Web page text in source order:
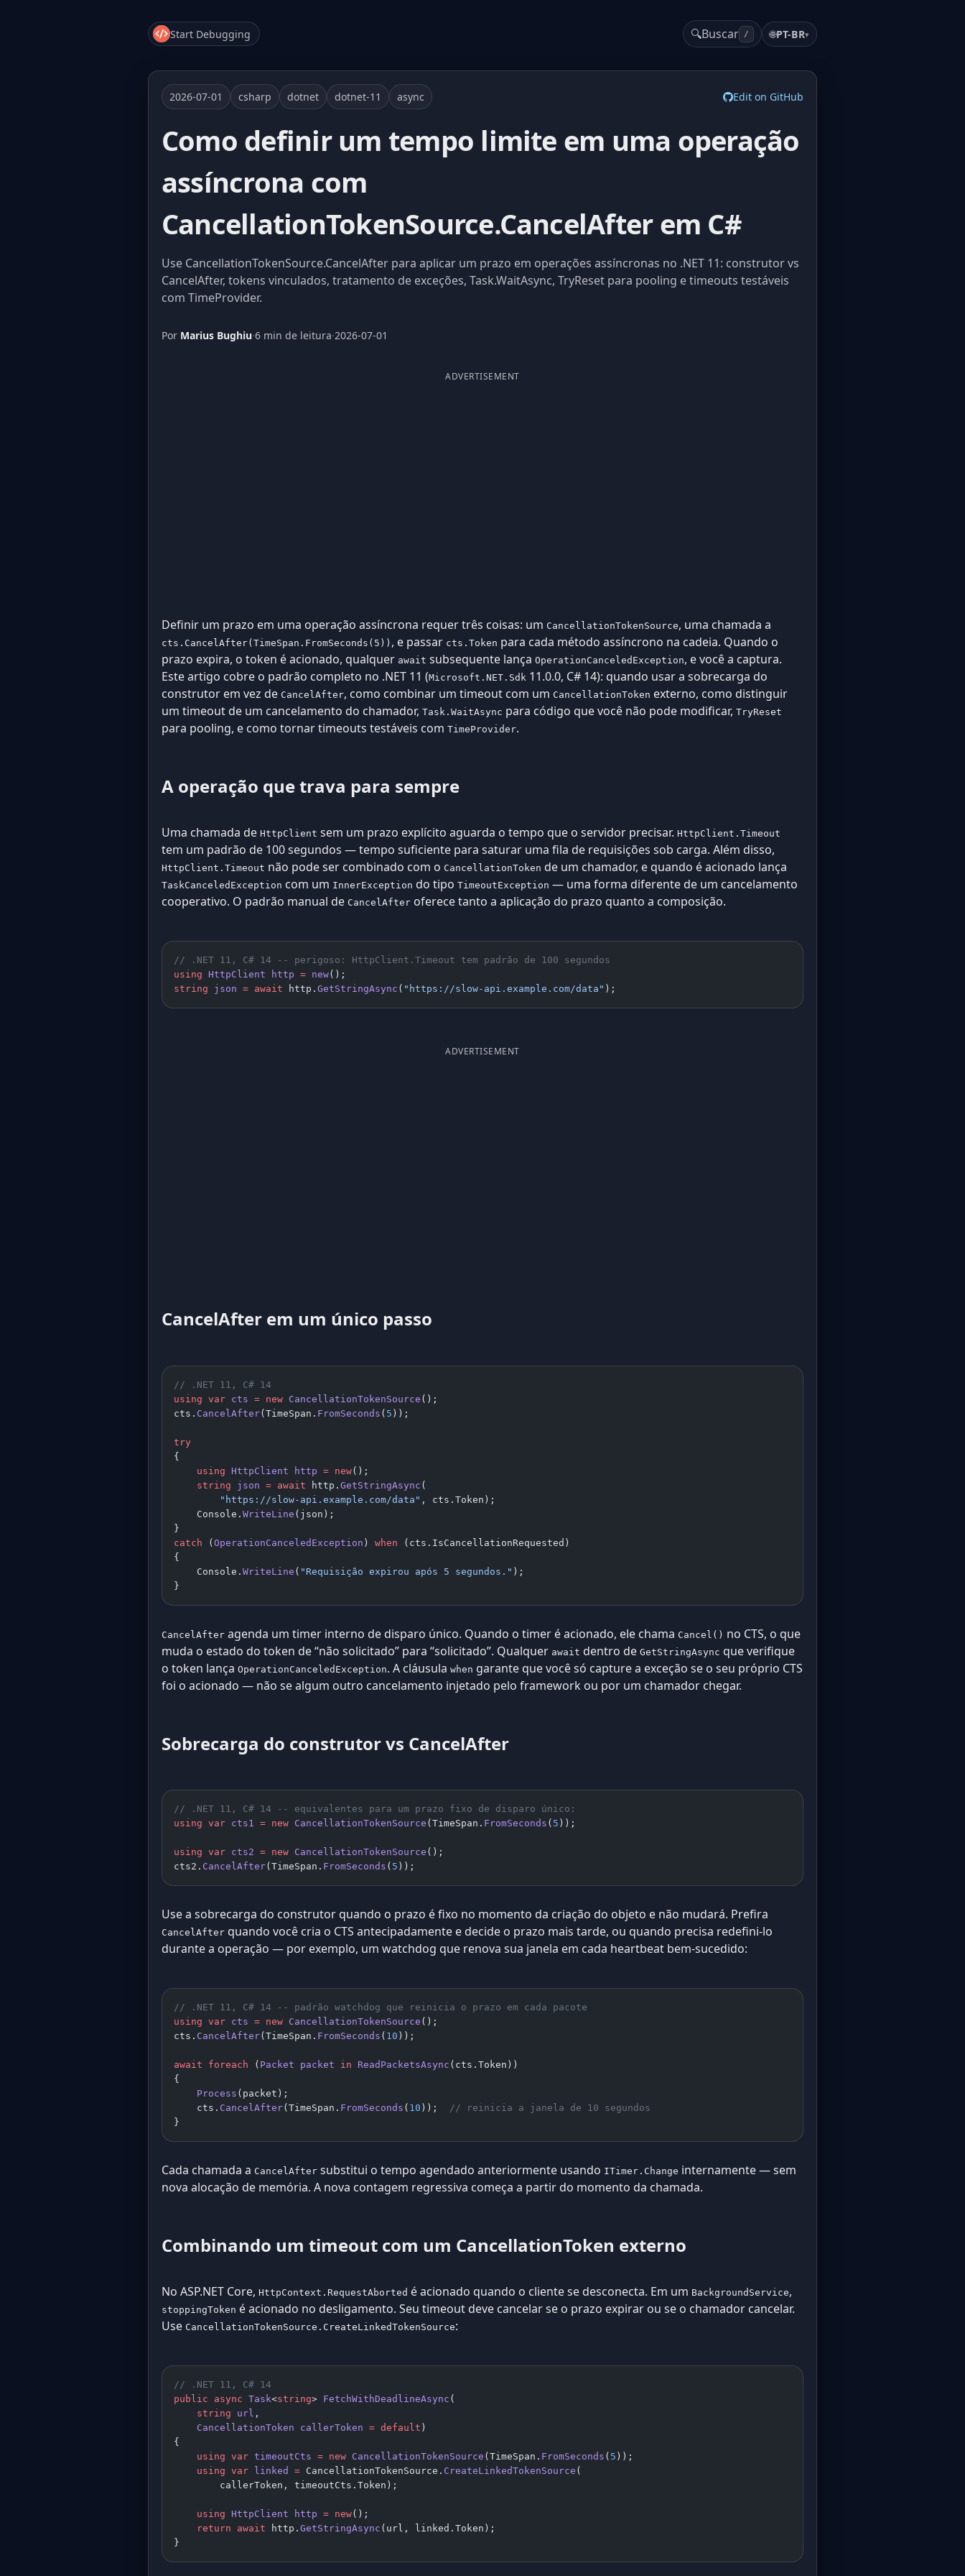
Start Debugging 🔍Buscar / 🌐PT-BR▾
2026-07-01 csharp dotnet dotnet-11 async Edit on GitHub
Como definir um tempo limite em uma operação
assíncrona com
CancellationTokenSource.CancelAfter em C#
Use CancellationTokenSource.CancelAfter para aplicar um prazo em operações assíncronas no .NET 11: construtor vs
CancelAfter, tokens vinculados, tratamento de exceções, Task.WaitAsync, TryReset para pooling e timeouts testáveis
com TimeProvider.
Por Marius Bughiu·6 min de leitura·2026-07-01
ADVERTISEMENT
Definir um prazo em uma operação assíncrona requer três coisas: um CancellationTokenSource, uma chamada a
cts.CancelAfter(TimeSpan.FromSeconds(5)) , e passar cts.Token para cada método assíncrono na cadeia. Quando o
prazo expira, o token é acionado, qualquer await subsequente lança OperationCanceledException, e você a captura.
Este artigo cobre o padrão completo no .NET 11 (Microsoft.NET.Sdk 11.0.0, C# 14): quando usar a sobrecarga do
construtor em vez de CancelAfter, como combinar um timeout com um CancellationToken externo, como distinguir
um timeout de um cancelamento do chamador, Task.WaitAsync para código que você não pode modificar, TryReset
para pooling, e como tornar timeouts testáveis com TimeProvider.
A operação que trava para sempre
Uma chamada de HttpClient sem um prazo explícito aguarda o tempo que o servidor precisar. HttpClient.Timeout
tem um padrão de 100 segundos — tempo suficiente para saturar uma fila de requisições sob carga. Além disso,
HttpClient.Timeout não pode ser combinado com o CancellationToken de um chamador, e quando é acionado lança
TaskCanceledException com um InnerException do tipo TimeoutException — uma forma diferente de um cancelamento
cooperativo. O padrão manual de CancelAfter oferece tanto a aplicação do prazo quanto a composição.
// .NET 11, C# 14 -- perigoso: HttpClient.Timeout tem padrão de 100 segundos
using HttpClient http = new();
string json = await http. GetStringAsync ( "https://slow-api.example.com/data" );
ADVERTISEMENT
CancelAfter em um único passo
// .NET 11, C# 14
using var cts = new CancellationTokenSource ();
cts. CancelAfter(TimeSpan. FromSeconds ( 5 ));
try
{
    using
HttpClient http = new();
    string
json = await http. GetStringAsync (
        "https://slow-api.example.com/data"
, cts.Token);
    Console.
WriteLine (json);
}
catch (OperationCanceledException ) when (cts.IsCancellationRequested)
{
    Console.
WriteLine ( "Requisição expirou após 5 segundos." );
}
CancelAfter agenda um timer interno de disparo único. Quando o timer é acionado, ele chama Cancel() no CTS, o que
muda o estado do token de “não solicitado” para “solicitado”. Qualquer await dentro de GetStringAsync que verifique
o token lança OperationCanceledException. A cláusula when garante que você só capture a exceção se o seu próprio CTS
foi o acionado — não se algum outro cancelamento injetado pelo framework ou por um chamador chegar.
Sobrecarga do construtor vs CancelAfter
// .NET 11, C# 14 -- equivalentes para um prazo fixo de disparo único:
using var cts1 = new CancellationTokenSource (TimeSpan. FromSeconds ( 5 ));
using var cts2 = new CancellationTokenSource ();
cts2. CancelAfter(TimeSpan. FromSeconds ( 5 ));
Use a sobrecarga do construtor quando o prazo é fixo no momento da criação do objeto e não mudará. Prefira
CancelAfter quando você cria o CTS antecipadamente e decide o prazo mais tarde, ou quando precisa redefini-lo
durante a operação — por exemplo, um watchdog que renova sua janela em cada heartbeat bem-sucedido:
// .NET 11, C# 14 -- padrão watchdog que reinicia o prazo em cada pacote
using var cts = new CancellationTokenSource ();
cts. CancelAfter(TimeSpan. FromSeconds ( 10 ));
await foreach ( Packet packet in ReadPacketsAsync (cts.Token))
{
    Process
(packet);
    cts.
CancelAfter(TimeSpan. FromSeconds ( 10 ));
// reinicia a janela de 10 segundos
}
Cada chamada a CancelAfter substitui o tempo agendado anteriormente usando ITimer.Change internamente — sem
nova alocação de memória. A nova contagem regressiva começa a partir do momento da chamada.
Combinando um timeout com um CancellationToken externo
No ASP.NET Core, HttpContext.RequestAborted é acionado quando o cliente se desconecta. Em um BackgroundService,
stoppingToken é acionado no desligamento. Seu timeout deve cancelar se o prazo expirar ou se o chamador cancelar.
Use CancellationTokenSource.CreateLinkedTokenSource:
// .NET 11, C# 14
public async Task<string> FetchWithDeadlineAsync (
    string
url ,
    CancellationToken
callerToken = default )
{
    using
var timeoutCts = new CancellationTokenSource (TimeSpan. FromSeconds ( 5 ));
    using
var linked = CancellationTokenSource. CreateLinkedTokenSource (
        callerToken, timeoutCts.Token);
    using
HttpClient http = new();
    return
await http. GetStringAsync (url, linked.Token);
}